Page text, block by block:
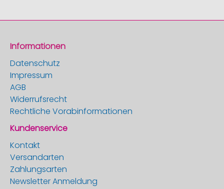
Informationen
Datenschutz
Impressum
AGB
Widerrufsrecht
Rechtliche Vorabinformationen
Kundenservice
Kontakt
Versandarten
Zahlungsarten
Newsletter Anmeldung